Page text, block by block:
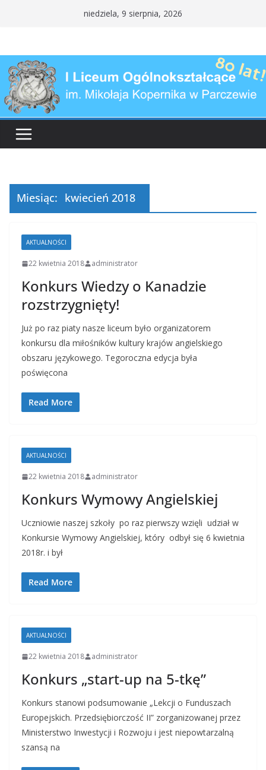
niedziela, 9 sierpnia, 2026
Miesiąc: kwiecień 2018
AKTUALNOŚCI
22 kwietnia 2018 administrator
Konkurs Wiedzy o Kanadzie
rozstrzygnięty!
Już po raz piaty nasze liceum było organizatorem
konkursu dla miłośników kultury krajów angielskiego
obszaru językowego. Tegoroczna edycja była
poświęcona
Read More
AKTUALNOŚCI
22 kwietnia 2018 administrator
Konkurs Wymowy Angielskiej
Uczniowie naszej szkoły po raz pierwszy wzięli udział w
Konkursie Wymowy Angielskiej, który odbył się 6 kwietnia
2018r. i był
Read More
AKTUALNOŚCI
22 kwietnia 2018 administrator
Konkurs „start-up na 5-tkę”
Konkurs stanowi podsumowanie „Lekcji o Funduszach
Europejskich. Przedsiębiorczość II” zorganizowanej przez
Ministerstwo Inwestycji i Rozwoju i jest niepowtarzalną
szansą na